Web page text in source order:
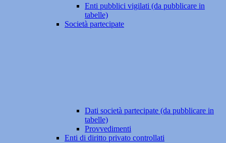
Enti pubblici vigilati (da pubblicare in
tabelle)
Società partecipate
Dati società partecipate (da pubblicare in
tabelle)
Provvedimenti
Enti di diritto privato controllati